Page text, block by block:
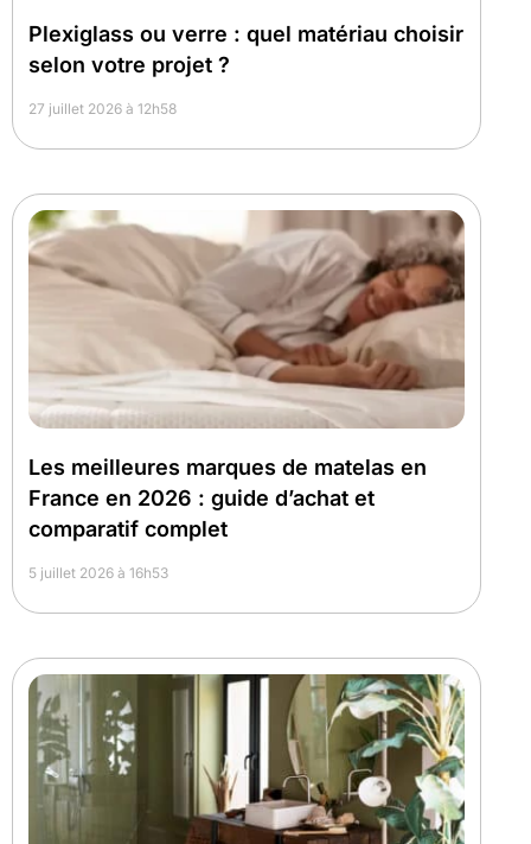
Plexiglass ou verre : quel matériau choisir
selon votre projet ?
27 juillet 2026 à 12h58
Les meilleures marques de matelas en
France en 2026 : guide d’achat et
comparatif complet
5 juillet 2026 à 16h53